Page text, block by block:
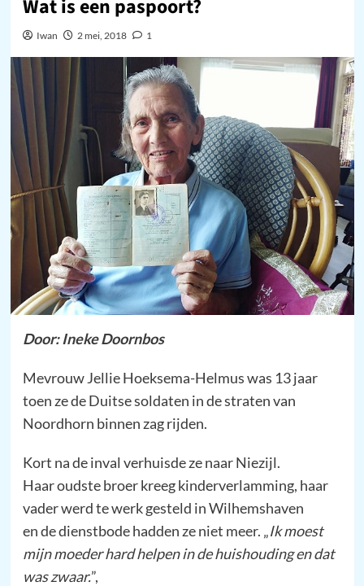
Wat is een paspoort?
Iwan 2 mei, 2018 1
Door: Ineke Doornbos
Mevrouw Jellie Hoeksema-Helmus was 13 jaar
toen ze de Duitse soldaten in de straten van
Noordhorn binnen zag rijden.
Kort na de inval verhuisde ze naar Niezijl.
Haar oudste broer kreeg kinderverlamming, haar
vader werd te werk gesteld in Wilhemshaven
en de dienstbode hadden ze niet meer. „Ik moest
mijn moeder hard helpen in de huishouding en dat
was zwaar.”,